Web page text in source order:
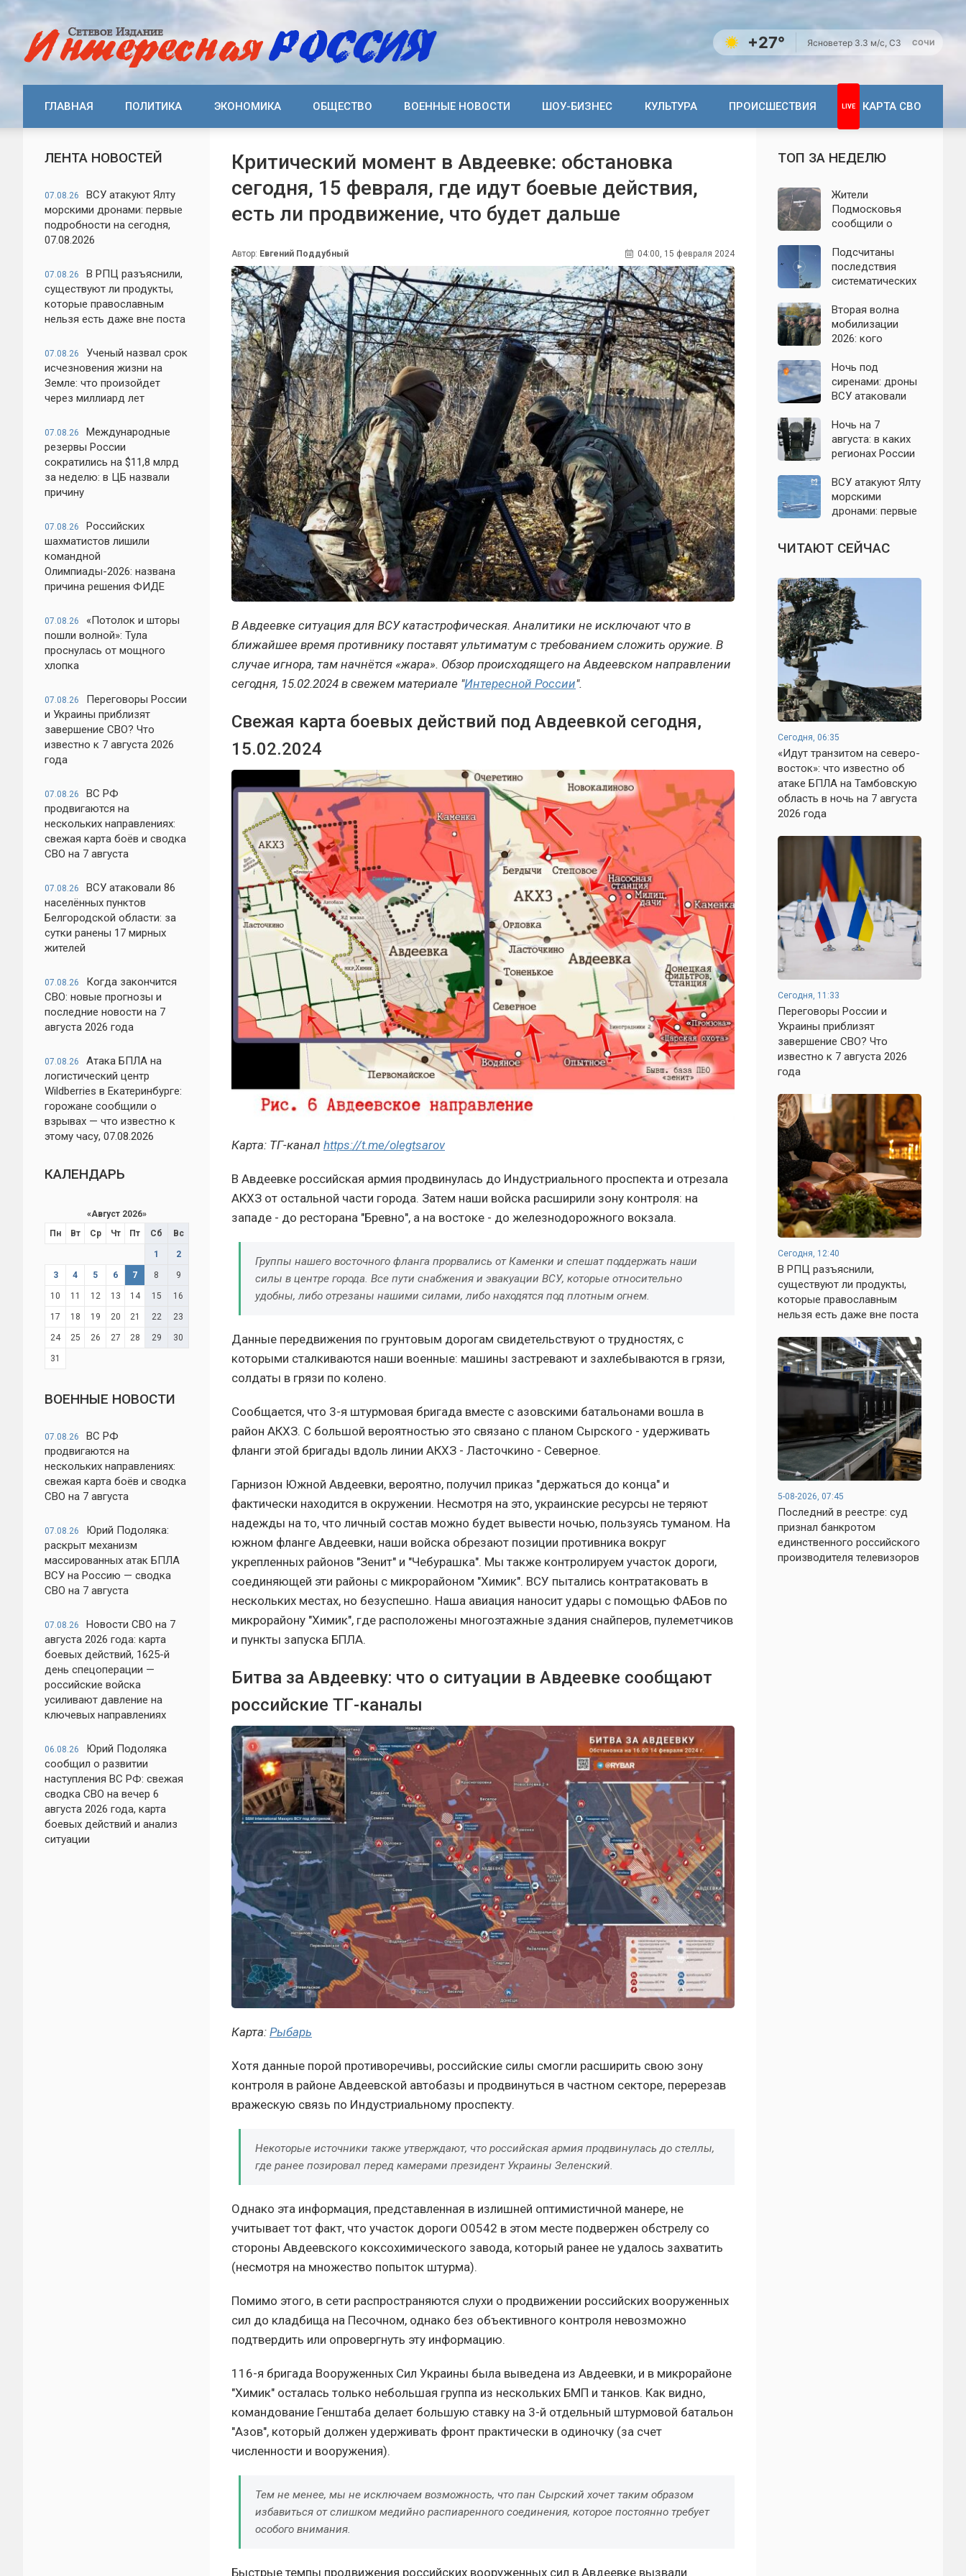
+27° Ясноветер 3.3 м/с, СЗ СОЧИ
ГЛАВНАЯ ПОЛИТИКА ЭКОНОМИКА ОБЩЕСТВО ВОЕННЫЕ НОВОСТИ ШОУ-БИЗНЕС КУЛЬТУРА ПРОИСШЕСТВИЯ КАРТА СВО
ЛЕНТА НОВОСТЕЙ
07.08.26
ВСУ атакуют Ялту
морскими дронами: первые
подробности на сегодня,
07.08.2026
07.08.26
В РПЦ разъяснили,
существуют ли продукты,
которые православным
нельзя есть даже вне поста
07.08.26
Ученый назвал срок
исчезновения жизни на
Земле: что произойдет
через миллиард лет
07.08.26
Международные
резервы России
сократились на $11,8 млрд
за неделю: в ЦБ назвали
причину
07.08.26
Российских
шахматистов лишили
командной
Олимпиады-2026: названа
причина решения ФИДЕ
07.08.26
«Потолок и шторы
пошли волной»: Тула
проснулась от мощного
хлопка
07.08.26
Переговоры России
и Украины приблизят
завершение СВО? Что
известно к 7 августа 2026
года
07.08.26
ВС РФ
продвигаются на
нескольких направлениях:
свежая карта боёв и сводка
СВО на 7 августа
07.08.26
ВСУ атаковали 86
населённых пунктов
Белгородской области: за
сутки ранены 17 мирных
жителей
07.08.26
Когда закончится
СВО: новые прогнозы и
последние новости на 7
августа 2026 года
07.08.26
Атака БПЛА на
логистический центр
Wildberries в Екатеринбурге:
горожане сообщили о
взрывах — что известно к
этому часу, 07.08.2026
КАЛЕНДАРЬ
«Август 2026»
Пн
Вт Ср Чт Пт Сб Вс
1 2
3 4 5 6 7 8 9
10 11 12 13 14 15 16
17 18 19 20 21 22 23
24 25 26 27 28 29 30
31
ВОЕННЫЕ НОВОСТИ
07.08.26
ВС РФ
продвигаются на
нескольких направлениях:
свежая карта боёв и сводка
СВО на 7 августа
07.08.26
Юрий Подоляка:
раскрыт механизм
массированных атак БПЛА
ВСУ на Россию — сводка
СВО на 7 августа
07.08.26
Новости СВО на 7
августа 2026 года: карта
боевых действий, 1625-й
день спецоперации —
российские войска
усиливают давление на
ключевых направлениях
06.08.26
Юрий Подоляка
сообщил о развитии
наступления ВС РФ: свежая
сводка СВО на вечер 6
августа 2026 года, карта
боевых действий и анализ
ситуации
Критический момент в Авдеевке: обстановка
сегодня, 15 февраля, где идут боевые действия,
есть ли продвижение, что будет дальше
Автор: Евгений Поддубный 04:00, 15 февраля 2024
В Авдеевке ситуация для ВСУ катастрофическая. Аналитики не исключают что в
ближайшее время противнику поставят ультиматум с требованием сложить оружие. В
случае игнора, там начнётся «жара». Обзор происходящего на Авдеевском направлении
сегодня, 15.02.2024 в свежем материале "Интересной России".
Свежая карта боевых действий под Авдеевкой сегодня,
15.02.2024
Карта: ТГ-канал https://t.me/olegtsarov
В Авдеевке российская армия продвинулась до Индустриального проспекта и отрезала
АКХЗ от остальной части города. Затем наши войска расширили зону контроля: на
западе - до ресторана "Бревно", а на востоке - до железнодорожного вокзала.
Группы нашего восточного фланга прорвались от Каменки и спешат поддержать наши
силы в центре города. Все пути снабжения и эвакуации ВСУ, которые относительно
удобны, либо отрезаны нашими силами, либо находятся под плотным огнем.
Данные передвижения по грунтовым дорогам свидетельствуют о трудностях, с
которыми сталкиваются наши военные: машины застревают и захлебываются в грязи,
солдаты в грязи по колено.
Сообщается, что 3-я штурмовая бригада вместе с азовскими батальонами вошла в
район АКХЗ. С большой вероятностью это связано с планом Сырского - удерживать
фланги этой бригады вдоль линии АКХЗ - Ласточкино - Северное.
Гарнизон Южной Авдеевки, вероятно, получил приказ "держаться до конца" и
фактически находится в окружении. Несмотря на это, украинские ресурсы не теряют
надежды на то, что личный состав можно будет вывести ночью, пользуясь туманом. На
южном фланге Авдеевки, наши войска обрезают позиции противника вокруг
укрепленных районов "Зенит" и "Чебурашка". Мы также контролируем участок дороги,
соединяющей эти районы с микрорайоном "Химик". ВСУ пытались контратаковать в
нескольких местах, но безуспешно. Наша авиация наносит удары с помощью ФАБов по
микрорайону "Химик", где расположены многоэтажные здания снайперов, пулеметчиков
и пункты запуска БПЛА.
Битва за Авдеевку: что о ситуации в Авдеевке сообщают
российские ТГ-каналы
Карта: Рыбарь
Хотя данные порой противоречивы, российские силы смогли расширить свою зону
контроля в районе Авдеевской автобазы и продвинуться в частном секторе, перерезав
вражескую связь по Индустриальному проспекту.
Некоторые источники также утверждают, что российская армия продвинулась до стеллы,
где ранее позировал перед камерами президент Украины Зеленский.
Однако эта информация, представленная в излишней оптимистичной манере, не
учитывает тот факт, что участок дороги О0542 в этом месте подвержен обстрелу со
стороны Авдеевского коксохимического завода, который ранее не удалось захватить
(несмотря на множество попыток штурма).
Помимо этого, в сети распространяются слухи о продвижении российских вооруженных
сил до кладбища на Песочном, однако без объективного контроля невозможно
подтвердить или опровергнуть эту информацию.
116-я бригада Вооруженных Сил Украины была выведена из Авдеевки, и в микрорайоне
"Химик" осталась только небольшая группа из нескольких БМП и танков. Как видно,
командование Генштаба делает большую ставку на 3-й отдельный штурмовой батальон
"Азов", который должен удерживать фронт практически в одиночку (за счет
численности и вооружения).
Тем не менее, мы не исключаем возможность, что пан Сырский хочет таким образом
избавиться от слишком медийно распиаренного соединения, которое постоянно требует
особого внимания.
Быстрые темпы продвижения российских вооруженных сил в Авдеевке вызвали
ТОП ЗА НЕДЕЛЮ
Жители
Подмосковья
сообщили о
обнародованы
подробности о
налёте
августа
Подсчитаны
последствия
систематических
Ленинградскую
область: что
известно к 7
Вторая волна
мобилизации
2026: кого
ли реальные
признаки
Ночь под
сиренами: дроны
ВСУ атаковали
Евпаторию и
район Сакской
ТЭС
Ночь на 7
августа: в каких
регионах России
атаки БПЛА и
какие аэропорты
вводили
ВСУ атакуют Ялту
морскими
дронами: первые
сегодня,
07.08.2026
ЧИТАЮТ СЕЙЧАС
Сегодня, 06:35
«Идут транзитом на северо-
восток»: что известно об
атаке БПЛА на Тамбовскую
область в ночь на 7 августа
2026 года
Сегодня, 11:33
Переговоры России и
Украины приблизят
завершение СВО? Что
известно к 7 августа 2026
года
Сегодня, 12:40
В РПЦ разъяснили,
существуют ли продукты,
которые православным
нельзя есть даже вне поста
5-08-2026, 07:45
Последний в реестре: суд
признал банкротом
единственного российского
производителя телевизоров